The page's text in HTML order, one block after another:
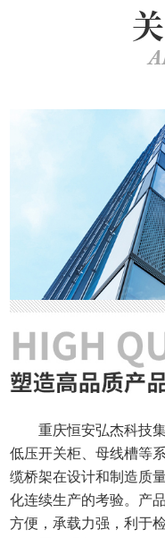
重庆恒安弘杰科技
低压开关柜、母线槽等
缆桥架在设计和制造质
化连续生产的考验。产
方便，承载力强，利于